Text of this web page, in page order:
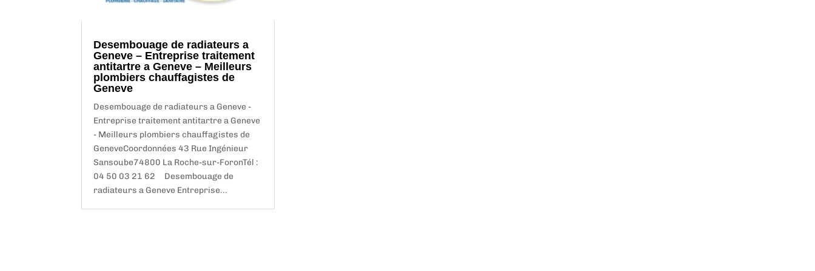
Desembouage de radiateurs a
Geneve – Entreprise traitement
antitartre a Geneve – Meilleurs
plombiers chauffagistes de
Geneve
Desembouage de radiateurs a Geneve -
Entreprise traitement antitartre a Geneve
- Meilleurs plombiers chauffagistes de
GeneveCoordonnées 43 Rue Ingénieur
Sansoube74800 La Roche-sur-ForonTél :
04 50 03 21 62 Desembouage de
radiateurs a Geneve Entreprise...